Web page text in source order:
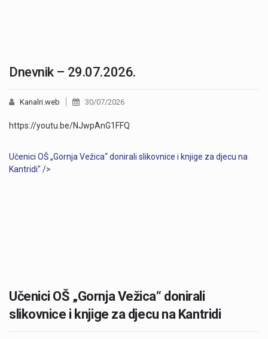
Dnevnik – 29.07.2026.
Kanalri.web 30/07/2026
https://youtu.be/NJwpAnG1FFQ
Učenici OŠ „Gornja Vežica“ donirali slikovnice i knjige za djecu na
Kantridi" />
Učenici OŠ „Gornja Vežica“ donirali
slikovnice i knjige za djecu na Kantridi